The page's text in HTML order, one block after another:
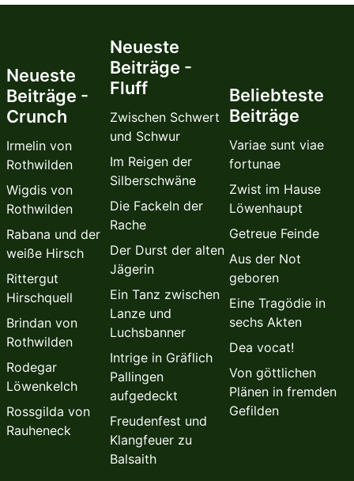
Neueste
Beiträge -
Crunch
Irmelin von
Rothwilden
Wigdis von
Rothwilden
Rabana und der
weiße Hirsch
Rittergut
Hirschquell
Brindan von
Rothwilden
Rodegar
Löwenkelch
Rossgilda von
Rauheneck
Neueste
Beiträge -
Fluff
Zwischen Schwert
und Schwur
Im Reigen der
Silberschwäne
Die Fackeln der
Rache
Der Durst der alten
Jägerin
Ein Tanz zwischen
Lanze und
Luchsbanner
Intrige in Gräflich
Pallingen
aufgedeckt
Freudenfest und
Klangfeuer zu
Balsaith
Beliebteste
Beiträge
Variae sunt viae
fortunae
Zwist im Hause
Löwenhaupt
Getreue Feinde
Aus der Not
geboren
Eine Tragödie in
sechs Akten
Dea vocat!
Von göttlichen
Plänen in fremden
Gefilden